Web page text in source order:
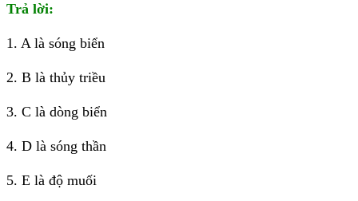
Trả lời:
1. A là sóng biển
2. B là thủy triều
3. C là dòng biển
4. D là sóng thần
5. E là độ muối